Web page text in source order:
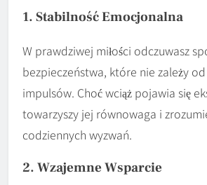
1. Stabilność Emocjonalna
W prawdziwej miłości odczuwasz
bezpieczeństwa, które nie zależy od
impulsów. Choć wciąż pojawia się
towarzyszy jej równowaga i
codziennych wyzwań.
2. Wzajemne Wsparcie